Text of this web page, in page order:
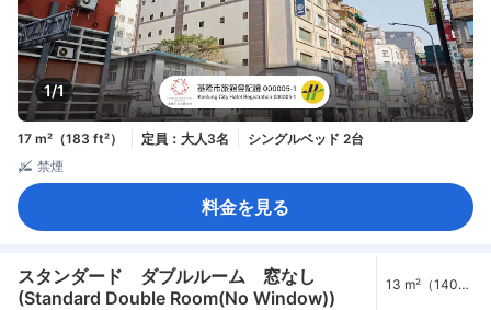
1/1
17 m²（183 ft²） 定員：大人3名
シングルベッド 2台
禁煙
料金を見る
スタンダード ダブルルーム 窓なし
(Standard Double Room(No Window))
13 m²（140